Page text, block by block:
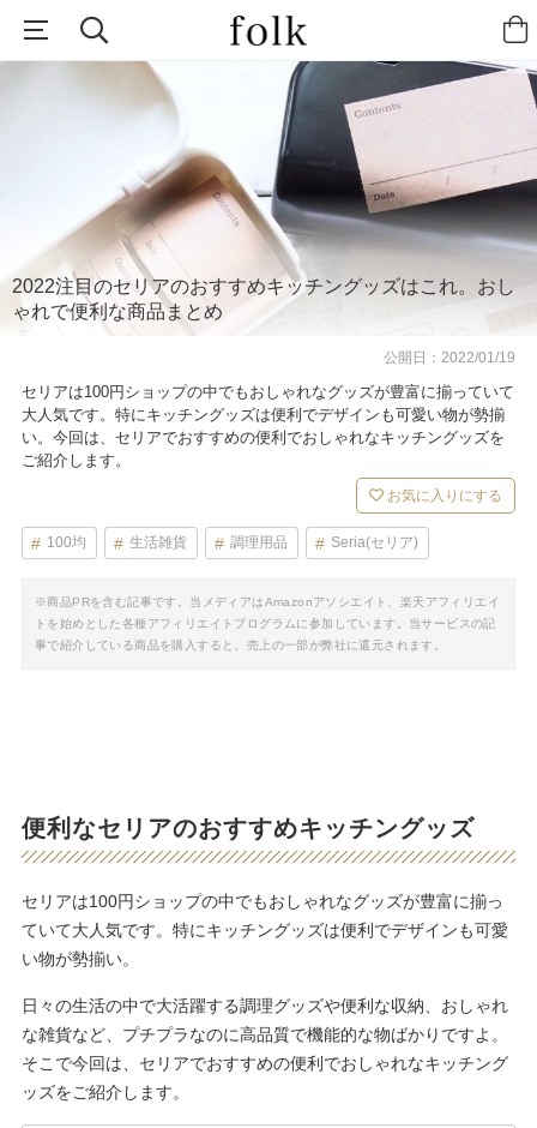
2022注目のセリアのおすすめキッチングッズはこれ。おし
ゃれで便利な商品まとめ
公開日：2022/01/19
セリアは100円ショップの中でもおしゃれなグッズが豊富に揃っていて
大人気です。特にキッチングッズは便利でデザインも可愛い物が勢揃
い。今回は、セリアでおすすめの便利でおしゃれなキッチングッズを
ご紹介します。
お気に入りにする
100均 生活雑貨 調理用品 Seria(セリア)
※商品PRを含む記事です。当メディアはAmazonアソシエイト、楽天アフィリエイ
トを始めとした各種アフィリエイトプログラムに参加しています。当サービスの記
事で紹介している商品を購入すると、売上の一部が弊社に還元されます。
便利なセリアのおすすめキッチングッズ
セリアは100円ショップの中でもおしゃれなグッズが豊富に揃っ
ていて大人気です。特にキッチングッズは便利でデザインも可愛
い物が勢揃い。
日々の生活の中で大活躍する調理グッズや便利な収納、おしゃれ
な雑貨など、プチプラなのに高品質で機能的な物ばかりですよ。
そこで今回は、セリアでおすすめの便利でおしゃれなキッチング
ッズをご紹介します。